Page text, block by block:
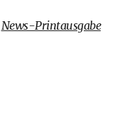
News-Printausgabe